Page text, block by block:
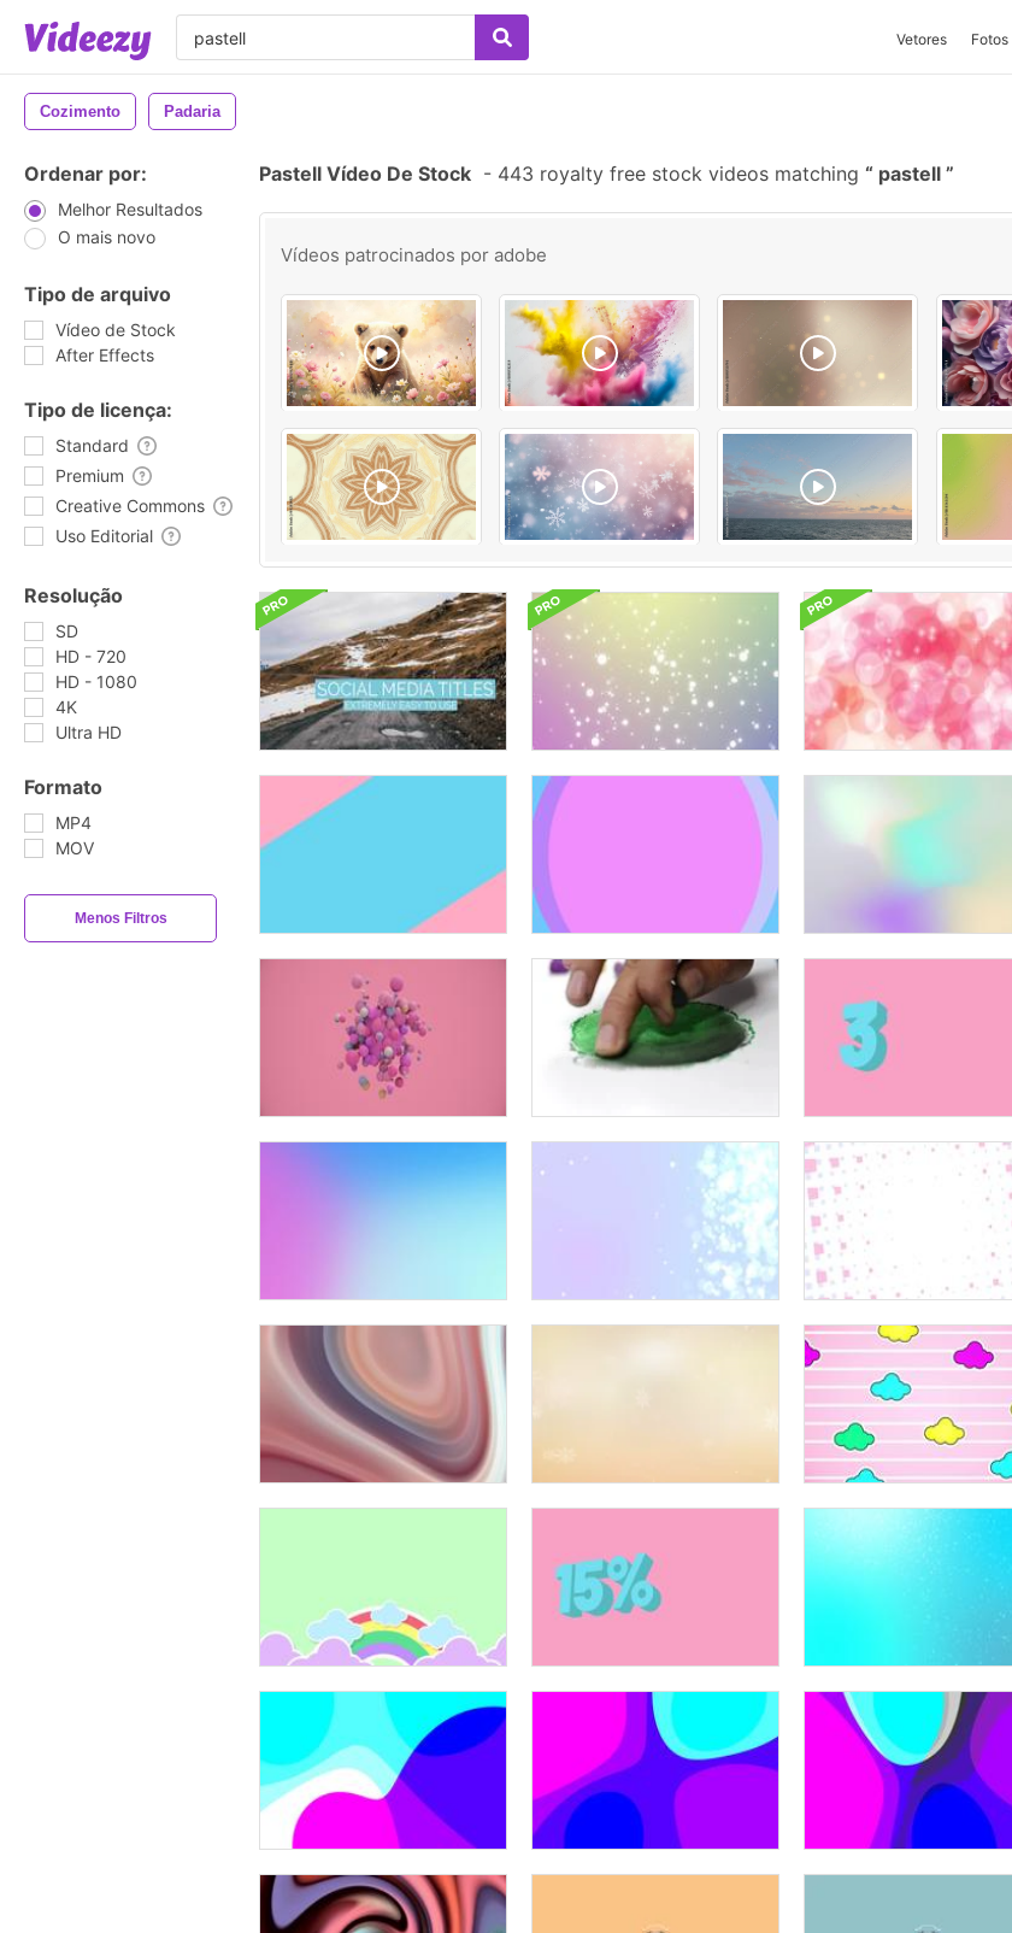
Vetores Fotos
Cozimento Padaria
Ordenar por:
Melhor Resultados
O mais novo
Tipo de arquivo
Vídeo de Stock
After Effects
Tipo de licença:
Standard
Premium
Creative Commons
Uso Editorial
Resolução
SD
HD - 720
HD - 1080
4K
Ultra HD
Formato
MP4
MOV
Menos Filtros
Pastell Vídeo De Stock - 443 royalty free stock videos matching pastell
Vídeos patrocinados por adobe